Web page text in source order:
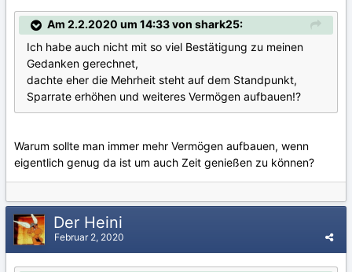
Am 2.2.2020 um 14:33 von shark25:
Ich habe auch nicht mit so viel Bestätigung zu meinen
Gedanken gerechnet,
dachte eher die Mehrheit steht auf dem Standpunkt,
Sparrate erhöhen und weiteres Vermögen aufbauen!?
Warum sollte man immer mehr Vermögen aufbauen, wenn
eigentlich genug da ist um auch Zeit genießen zu können?
Der Heini
Februar 2, 2020